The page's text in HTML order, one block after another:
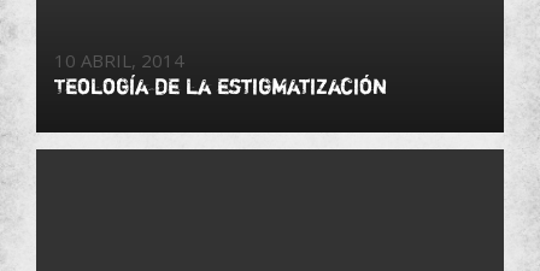
10 ABRIL, 2014
Teología de la estigmatización